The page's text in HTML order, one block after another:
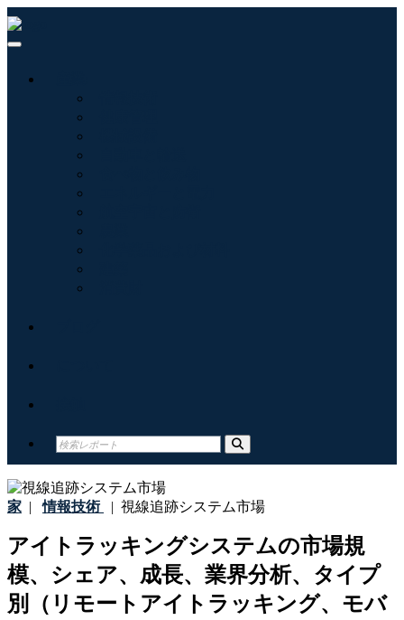
家 | 情報技術 | 視線追跡システム市場
アイトラッキングシステムの市場規
模、シェア、成長、業界分析、タイプ
別（リモートアイトラッキング、モバ